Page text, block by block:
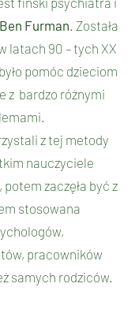
Ben Furman. Została
latach 90 – tych XX
pomóc dzieciom
z bardzo różnymi
z tej metody
nauczyciele
potem zaczęła być z
stosowana
pracowników
samych rodziców.